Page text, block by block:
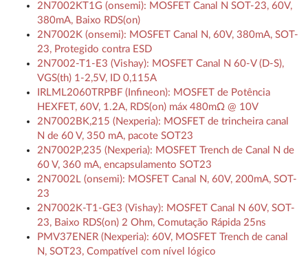
2N7002KT1G (onsemi): MOSFET Canal N SOT-23, 60V,
380mA, Baixo RDS(on)
2N7002K (onsemi): MOSFET Canal N, 60V, 380mA, SOT-
23, Protegido contra ESD
2N7002-T1-E3 (Vishay): MOSFET Canal N 60-V (D-S),
VGS(th) 1-2,5V, ID 0,115A
IRLML2060TRPBF (Infineon): MOSFET de Potência
HEXFET, 60V, 1.2A, RDS(on) máx 480mΩ @ 10V
2N7002BK,215 (Nexperia): MOSFET de trincheira canal
N de 60 V, 350 mA, pacote SOT23
2N7002P,235 (Nexperia): MOSFET Trench de Canal N de
60 V, 360 mA, encapsulamento SOT23
2N7002L (onsemi): MOSFET Canal N, 60V, 200mA, SOT-
23
2N7002K-T1-GE3 (Vishay): MOSFET Canal N 60V, SOT-
23, Baixo RDS(on) 2 Ohm, Comutação Rápida 25ns
PMV37ENER (Nexperia): 60V, MOSFET Trench de canal
N, SOT23, Compatível com nível lógico